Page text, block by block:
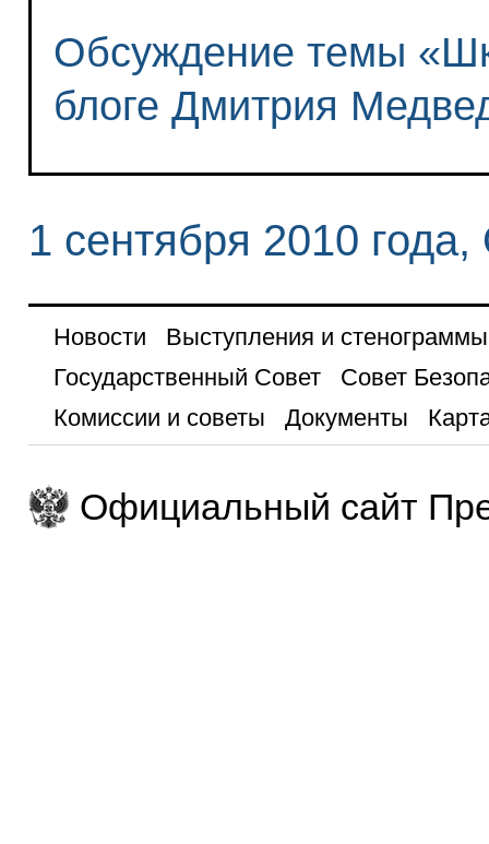
Обсуждение темы
блоге Дмитрия
1 сентября 2010 года,
Новости
Выступления и стенограммы
Государственный Совет
Совет
Комиссии и советы
Документы
Официальный сайт